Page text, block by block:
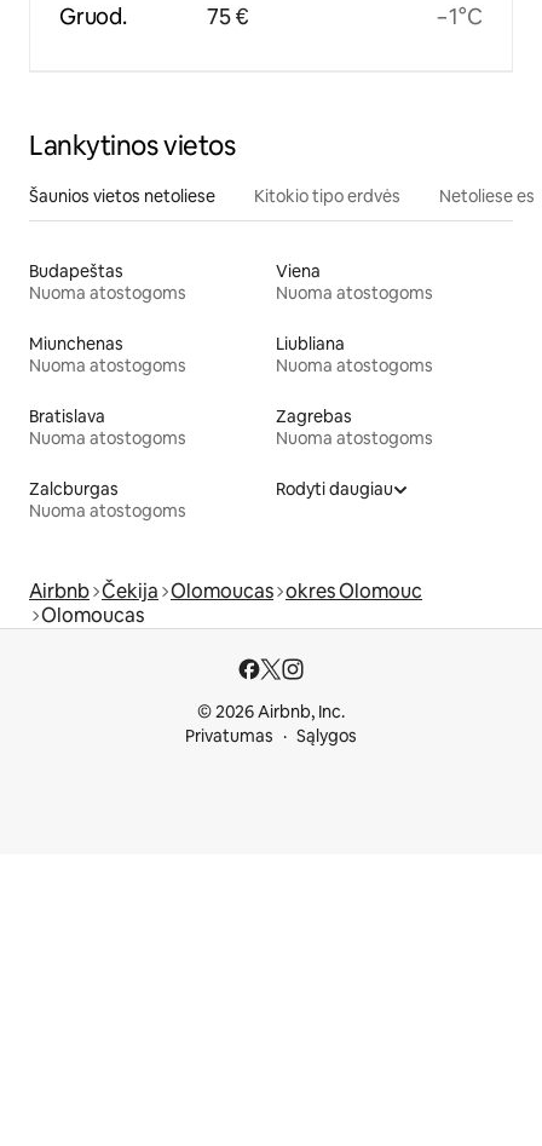
Gruod. 75 € −1°C
Lankytinos vietos
Šaunios vietos netoliese Kitokio tipo erdvės Netoliese
Budapeštas
Nuoma atostogoms
Viena
Nuoma atostogoms
Miunchenas
Nuoma atostogoms
Liubliana
Nuoma atostogoms
Bratislava
Nuoma atostogoms
Zagrebas
Nuoma atostogoms
Zalcburgas
Nuoma atostogoms
Rodyti daugiau
Airbnb Čekija Olomoucas okres Olomouc
Olomoucas
© 2026 Airbnb, Inc.
Privatumas
Sąlygos